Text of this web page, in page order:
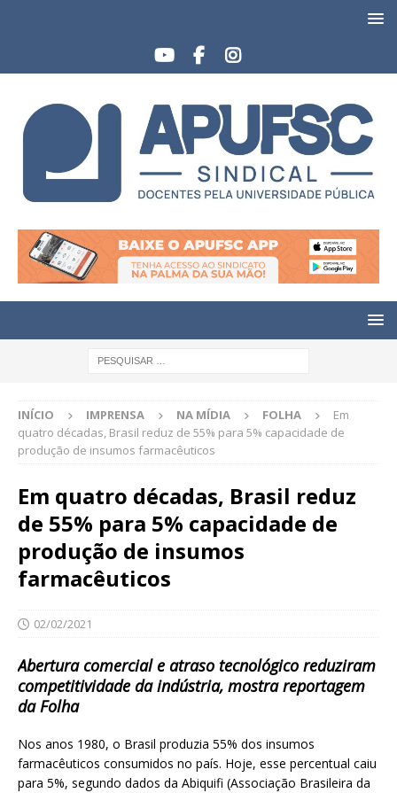
INÍCIO IMPRENSA NA MÍDIA FOLHA
Em
quatro décadas, Brasil reduz de 55% para 5% capacidade de
produção de insumos farmacêuticos
Em quatro décadas, Brasil reduz
de 55% para 5% capacidade de
produção de insumos
farmacêuticos
02/02/2021
Abertura comercial e atraso tecnológico reduziram
competitividade da indústria, mostra reportagem
da Folha
Nos anos 1980, o Brasil produzia 55% dos insumos
farmacêuticos consumidos no país. Hoje, esse percentual caiu
para 5%, segundo dados da Abiquifi (Associação Brasileira da